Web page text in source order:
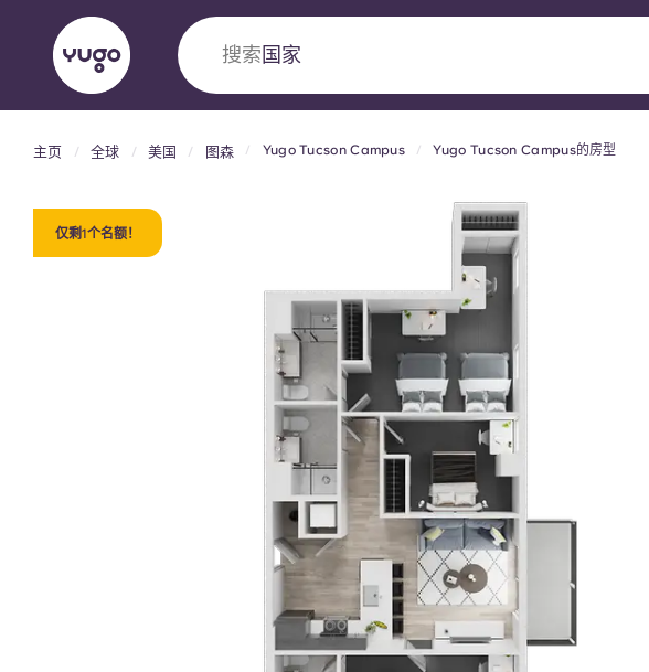
搜索国家
Yugo VCARB：引领公寓新时代
Yugo与VCARB的开创性合作，激发创新精神，点燃雄心壮志，缔造难
English (GB) English (US) Chinese
Portuguese
主页 全球 美国 图森 Yugo Tucson Campus Yugo Tucson Campus的房型
仅剩1个名额！